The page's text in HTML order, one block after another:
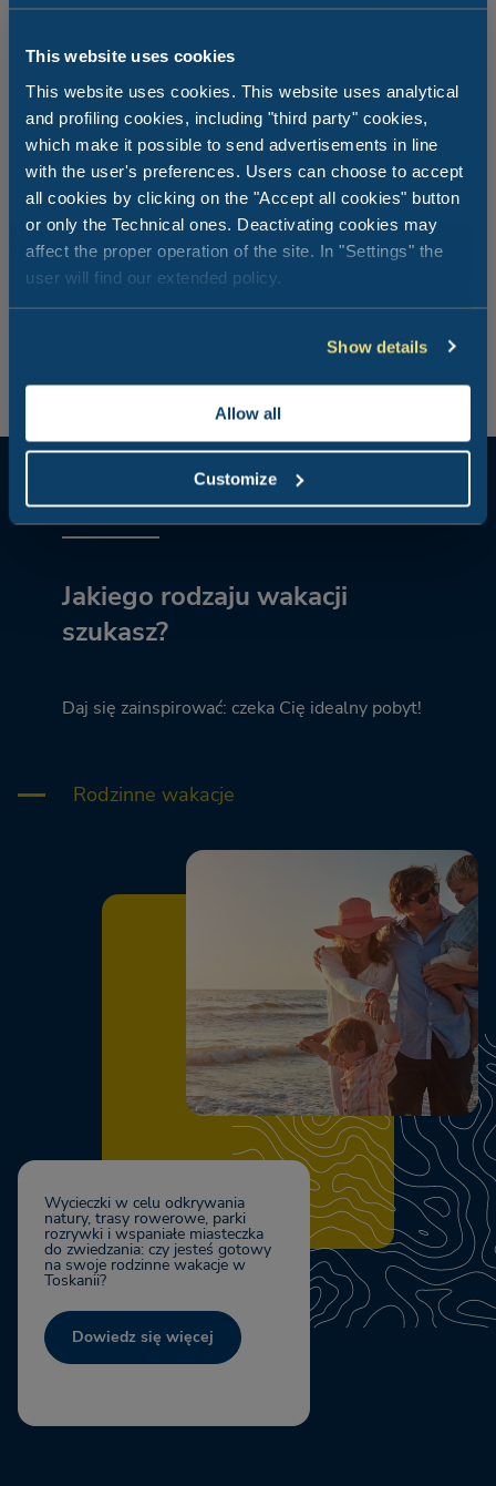
This website uses cookies
This website uses cookies. This website uses analytical
and profiling cookies, including "third party" cookies,
which make it possible to send advertisements in line
with the user's preferences. Users can choose to accept
all cookies by clicking on the "Accept all cookies" button
or only the Technical ones. Deactivating cookies may
affect the proper operation of the site. In "Settings" the
user will find our extended policy.
Show details
Allow all
Customize
Wakacje z psem, lecz w warunkach
pełnego bezpieczeństwa
Na terenie ośrodka nie ma gabinetu weterynaryjnego,
lecz w odległości około 5 km od Le Gorette Cecina Easy
Camping Village znajdziesz zarówno kliniki weterynaryjne
dostępne przez całą dobę jak i pogotowie weterynaryjne.
Jakiego rodzaju wakacji
szukasz?
Daj się zainspirować: czeka Cię idealny pobyt!
Rodzinne wakacje
Wycieczki w celu odkrywania
natury, trasy rowerowe, parki
rozrywki i wspaniałe miasteczka
do zwiedzania: czy jesteś gotowy
na swoje rodzinne wakacje w
Toskanii?
Dowiedz się więcej